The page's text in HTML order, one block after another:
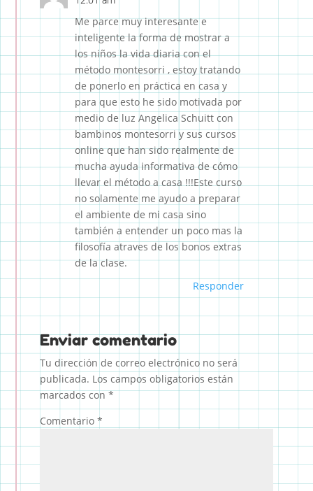
Me parce muy interesante e
inteligente la forma de mostrar a
los niños la vida diaria con el
método montesorri , estoy tratando
de ponerlo en práctica en casa y
para que esto he sido motivada por
medio de luz Angelica Schuitt con
bambinos montesorri y sus cursos
online que han sido realmente de
mucha ayuda informativa de cómo
llevar el método a casa !!!Este curso
no solamente me ayudo a preparar
el ambiente de mi casa sino
también a entender un poco mas la
filosofía atraves de los bonos extras
de la clase.
Responder
Enviar comentario
Tu dirección de correo electrónico no será
publicada. Los campos obligatorios están
marcados con*
Comentario *